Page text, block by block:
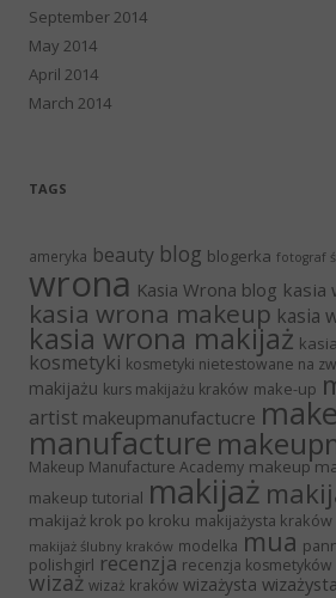
September 2014
May 2014
April 2014
March 2014
TAGS
ameryka beauty blog blogerka fotograf
wrona Kasia Wrona blog kasia
kasia wrona makeup kasia
kasia wrona makijaż
kosmetyki kosmetyki nietestowane na
makijażu kurs makijażu kraków make-up
artist makeupmanufactucre
manufacture
Makeup Manufacture Academy makeup
makeup tutorial makijaż
makijaż krok po kroku makijażysta kraków
makijaż ślubny kraków modelka mua
polishgirl recenzja recenzja kosmetyków
wizaż wizaż kraków wizażysta